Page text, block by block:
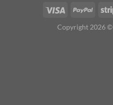
Copyright 2026 ©